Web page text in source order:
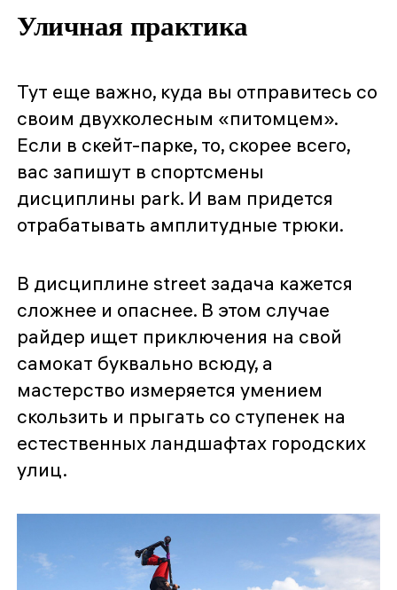
Уличная практика
Тут еще важно, куда вы отправитесь со
своим двухколесным «питомцем».
Если в скейт-парке, то, скорее всего,
вас запишут в спортсмены
дисциплины park. И вам придется
отрабатывать амплитудные трюки.
В дисциплине street задача кажется
сложнее и опаснее. В этом случае
райдер ищет приключения на свой
самокат буквально всюду, а
мастерство измеряется умением
скользить и прыгать со ступенек на
естественных ландшафтах городских
улиц.